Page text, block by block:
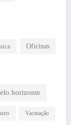
Oficinas
horizonte
Vacinação